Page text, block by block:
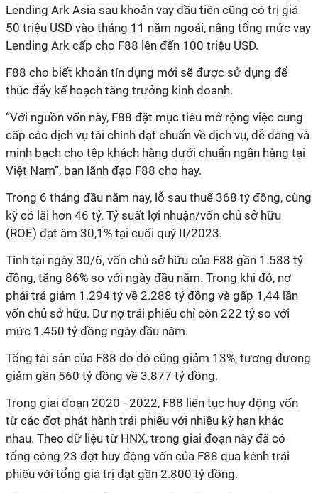
Lending Ark Asia sau khoản vay đầu tiên cũng có trị giá
50 triệu USD vào tháng 11 năm ngoái, nâng tổng mức vay
Lending Ark cấp cho F88 lên đến 100 triệu USD.
F88 cho biết khoản tín dụng mới sẽ được sử dụng để
thúc đẩy kế hoạch tăng trưởng kinh doanh.
“Với nguồn vốn này, F88 đặt mục tiêu mở rộng việc cung
cấp các dịch vụ tài chính đạt chuẩn về dịch vụ, dễ dàng và
minh bạch cho tệp khách hàng dưới chuẩn ngân hàng tại
Việt Nam”, ban lãnh đạo F88 cho hay.
Trong 6 tháng đầu năm nay, lỗ sau thuế 368 tỷ đồng, cùng
kỳ có lãi hơn 46 tỷ. Tỷ suất lợi nhuận/vốn chủ sở hữu
(ROE) đạt âm 30,1% tại cuối quý II/2023.
Tính tại ngày 30/6, vốn chủ sở hữu của F88 gần 1.588 tỷ
đồng, tăng 86% so với ngày đầu năm. Trong khi đó, nợ
phải trả giảm 1.294 tỷ về 2.288 tỷ đồng và gấp 1,44 lần
vốn chủ sở hữu. Dư nợ trái phiếu chỉ còn 222 tỷ so với
mức 1.450 tỷ đồng ngày đầu năm.
Tổng tài sản của F88 do đó cũng giảm 13%, tương đương
giảm gần 560 tỷ đồng về 3.877 tỷ đồng.
Trong giai đoạn 2020 - 2022, F88 liên tục huy động vốn
từ các đợt phát hành trái phiếu với nhiều kỳ hạn khác
nhau. Theo dữ liệu từ HNX, trong giai đoạn này đã có
tổng cộng 23 đợt huy động vốn của F88 qua kênh trái
phiếu với tổng giá trị đạt gần 2.800 tỷ đồng.